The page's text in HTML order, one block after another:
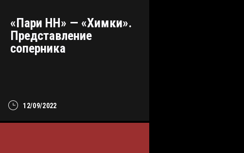
12/09/2022
«Пари НН» — «Химки».
Представление
соперника